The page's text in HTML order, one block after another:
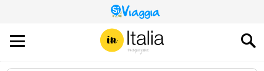
QUESTO
SITO
CONTRIBUISCE
ALL’AUDIENCE
DI